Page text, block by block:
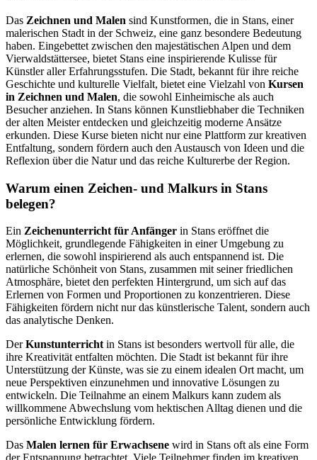
Das Zeichnen und Malen sind Kunstformen, die in Stans, einer
malerischen Stadt in der Schweiz, eine ganz besondere Bedeutung
haben. Eingebettet zwischen den majestätischen Alpen und dem
Vierwaldstättersee, bietet Stans eine inspirierende Kulisse für
Künstler aller Erfahrungsstufen. Die Stadt, bekannt für ihre reiche
Geschichte und kulturelle Vielfalt, bietet eine Vielzahl von Kursen
in Zeichnen und Malen, die sowohl Einheimische als auch
Besucher anziehen. In Stans können Kunstliebhaber die Techniken
der alten Meister entdecken und gleichzeitig moderne Ansätze
erkunden. Diese Kurse bieten nicht nur eine Plattform zur kreativen
Entfaltung, sondern fördern auch den Austausch von Ideen und die
Reflexion über die Natur und das reiche Kulturerbe der Region.
Warum einen Zeichen- und Malkurs in Stans
belegen?
Ein Zeichenunterricht für Anfänger in Stans eröffnet die
Möglichkeit, grundlegende Fähigkeiten in einer Umgebung zu
erlernen, die sowohl inspirierend als auch entspannend ist. Die
natürliche Schönheit von Stans, zusammen mit seiner friedlichen
Atmosphäre, bietet den perfekten Hintergrund, um sich auf das
Erlernen von Formen und Proportionen zu konzentrieren. Diese
Fähigkeiten fördern nicht nur das künstlerische Talent, sondern auch
das analytische Denken.
DerKunstunterricht in Stans ist besonders wertvoll für alle, die
ihre Kreativität entfalten möchten. Die Stadt ist bekannt für ihre
Unterstützung der Künste, was sie zu einem idealen Ort macht, um
neue Perspektiven einzunehmen und innovative Lösungen zu
entwickeln. Die Teilnahme an einem Malkurs kann zudem als
willkommene Abwechslung vom hektischen Alltag dienen und die
persönliche Entwicklung fördern.
Das Malen lernen für Erwachsene wird in Stans oft als eine Form